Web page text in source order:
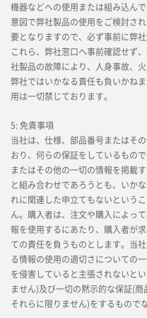
機器などへの使用または組み込ん
意図で弊社製品の使用をご検討さ
要となりますので、必ず事前に弊社
これら、弊社窓口へ事前確認せず
社製品の故障により、人身事故、
弊社ではいかなる責任も負いかね
用は一切禁じております。
5: 免責事項
当社は、仕様、部品番号またはそ
おり、何らの保証をしているもの
またはその他の一切の情報を掲載
と組み合わせであろうとも、いか
れに関連した申立てもないという
ん。購入者は、注文や購入によっ
報を使用するにあたり、購入者が
ての責任を負うものとします。当
る情報の使用の適切さについての
を侵害していると主張されないと
ません)及び一切の黙示的な保証(
それらに限りません)をするもので